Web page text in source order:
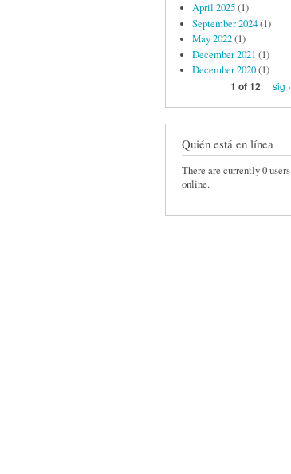
April 2025(1)
September 2024(1)
May 2022(1)
December 2021 (1)
December 2020(1)
1 of 12
sig ›
Quién está en línea
There are currently 0 users
online.